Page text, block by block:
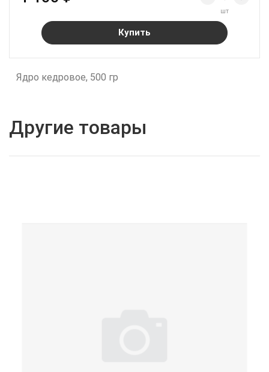
шт
Купить
Ядро кедровое, 500 гр
Другие товары